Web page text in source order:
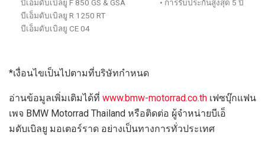
บีเอ็มดับเบิลยู F 850 GS & GSA
บีเอ็มดับเบิลยู R 1250 RT
บีเอ็มดับเบิลยู CE04
• การรับประกันสูงสุด 5 ปี
*เงื่อนไขเป็นไปตามที่บริษัทกำหนด
อ่านข้อมูลเพิ่มเติมได้ที่ www.bmw-motorrad.co.th เฟซบุ๊กแฟน
เพจ BMW Motorrad Thailand หรือติดต่อ ผู้จำหน่ายบีเอ็
มดับเบิลยู มอเตอร์ราด อย่างเป็นทางการทั่วประเทศ